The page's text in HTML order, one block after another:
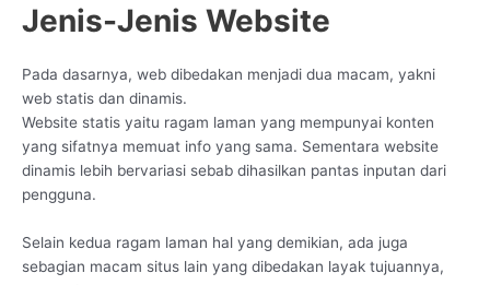
Jenis-Jenis Website
Pada dasarnya, web dibedakan menjadi dua macam, yakni
web statis dan dinamis.
Website statis yaitu ragam laman yang mempunyai konten
yang sifatnya memuat info yang sama. Sementara website
dinamis lebih bervariasi sebab dihasilkan pantas inputan dari
pengguna.
Selain kedua ragam laman hal yang demikian, ada juga
sebagian macam situs lain yang dibedakan layak tujuannya,